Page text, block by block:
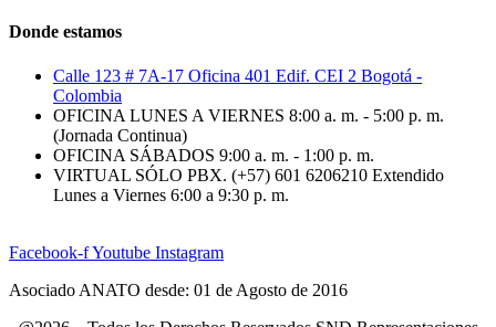
Donde estamos
Calle 123 # 7A-17 Oficina 401 Edif. CEI 2 Bogotá -
Colombia
OFICINA LUNES A VIERNES 8:00 a. m. - 5:00 p. m.
(Jornada Continua)
OFICINA SÁBADOS 9:00 a. m. - 1:00 p. m.
VIRTUAL SÓLO PBX. (+57) 601 6206210 Extendido
Lunes a Viernes 6:00 a 9:30 p. m.
Facebook-fYoutube Instagram
Asociado ANATO desde: 01 de Agosto de 2016